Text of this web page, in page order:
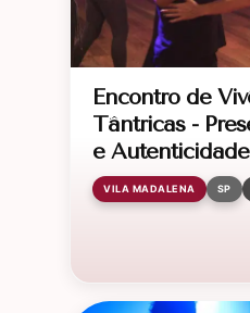
Encontro de
Tântricas -
e Autenticidade
VILA MADALENA SP